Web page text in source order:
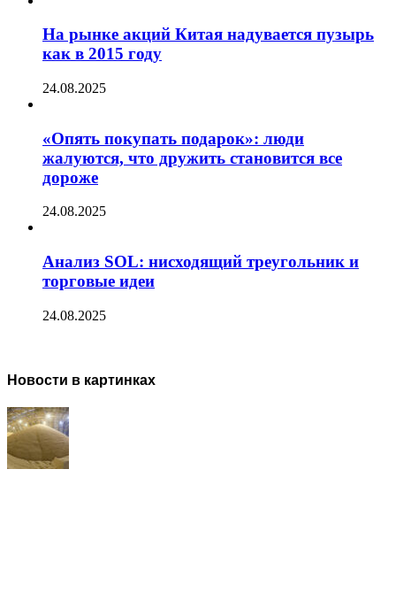
На рынке акций Китая надувается пузырь
как в 2015 году
24.08.2025
«Опять покупать подарок»: люди
жалуются, что дружить становится все
дороже
24.08.2025
Анализ SOL: нисходящий треугольник и
торговые идеи
24.08.2025
Новости в картинках